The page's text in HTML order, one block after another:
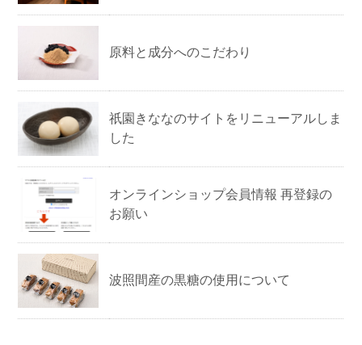
原料と成分へのこだわり
祇園きななのサイトをリニューアルしま
した
オンラインショップ会員情報 再登録の
お願い
波照間産の黒糖の使用について